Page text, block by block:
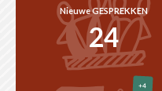
Nieuwe GESPREKKEN
24
+4